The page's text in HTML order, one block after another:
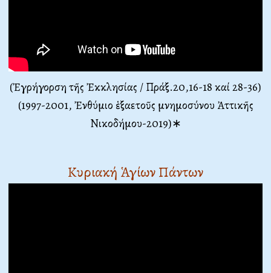
(Ἐγρήγορση τῆς Ἐκκλησίας / Πράξ.20,16-18 καί 28-36)
(1997-2001, Ἐνθύμιο ἑξαετοῦς μνημοσύνου Ἀττικῆς
Νικοδήμου-2019)∗
Κυριακή Ἁγίων Πάντων